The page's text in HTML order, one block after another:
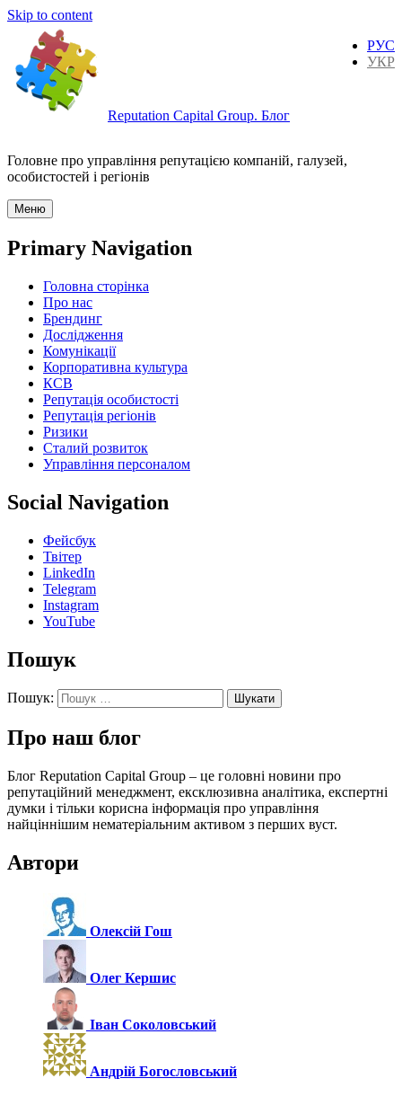
Skip to content
Reputation Capital Group. Блог
РУС
УКР
Головне про управління репутацією компаній, галузей,
особистостей і регіонів
Меню
Primary Navigation
Головна сторінка
Про нас
Брендинг
Дослідження
Комунікації
Корпоративна культура
КСВ
Репутація особистості
Репутація регіонів
Ризики
Сталий розвиток
Управління персоналом
Social Navigation
Фейсбук
Твітер
LinkedIn
Telegram
Instagram
YouTube
Пошук
Пошук:
Про наш блог
Блог Reputation Capital Group – це головні новини про
репутаційний менеджмент, ексклюзивна аналітика, експертні
думки і тільки корисна інформація про управління
найціннішим нематеріальним активом з перших вуст.
Автори
Олексій Гош
Олег Кершис
Іван Соколовський
Андрій Богословський